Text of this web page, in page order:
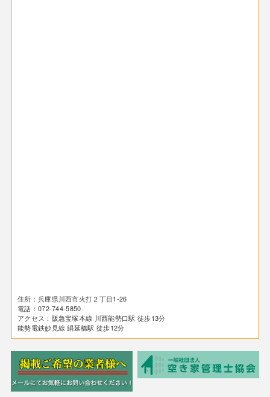
住所：兵庫県川西市火打２丁目1-26
電話：072-744-5850
アクセス：阪急宝塚本線 川西能勢口駅 徒歩13分
能勢電鉄妙見線 絹延橋駅 徒歩12分